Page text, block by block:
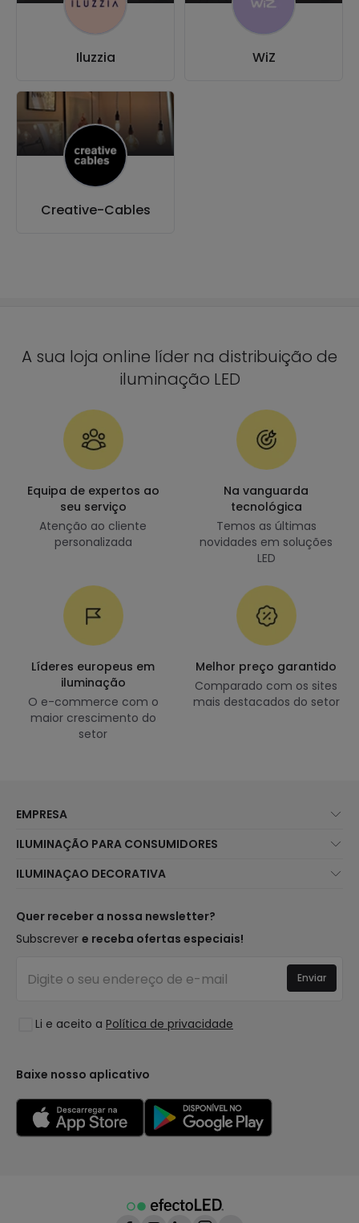
Iluzzia WiZ
Creative-Cables
A sua loja online líder na distribuição de
iluminação LED
Equipa de expertos ao
seu serviço
Atenção ao cliente
personalizada
Na vanguarda
tecnológica
Temos as últimas
novidades em soluções
LED
Líderes europeus em
iluminação
O e-commerce com o
maior crescimento do
setor
Melhor preço garantido
Comparado com os sites
mais destacados do setor
EMPRESA
Atendimento ao Cliente
Métodos de Envio
É Profissional?
Perguntas Frequentes (FAQ)
ILUMINAÇÃO PARA CONSUMIDORES
Marcas
Iluminação para empresas
ILUMINAÇAO DECORATIVA
Tendências
Marcas de Decoração Premium
Espaços
Coleções
Quer receber a nossa newsletter?
Subscrever e receba ofertas especiais!
Li e aceito a Política de privacidade
Enviar
Baixe nosso aplicativo